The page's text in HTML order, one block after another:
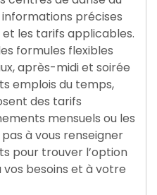
précises
les tarifs applicables.
formules flexibles
après-midi et soirée
emplois du temps,
des tarifs
mensuels ou les
à vous renseigner
pour trouver l’option
besoins et à votre